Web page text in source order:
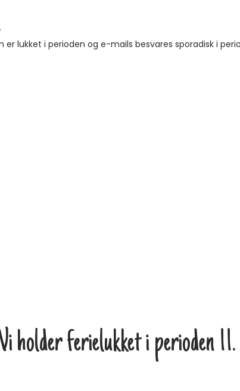
lukket i perioden og e-mails besvares sporadisk i
ferielukket i perioden